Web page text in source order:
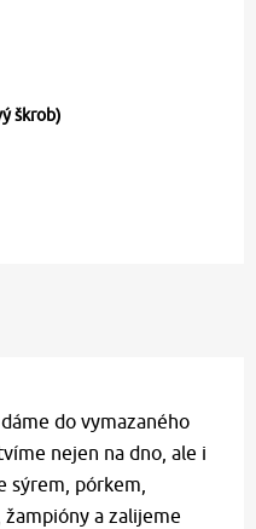
škrob)
do vymazaného
nejen na dno, ale i
sýrem, pórkem,
žampióny a zalijeme